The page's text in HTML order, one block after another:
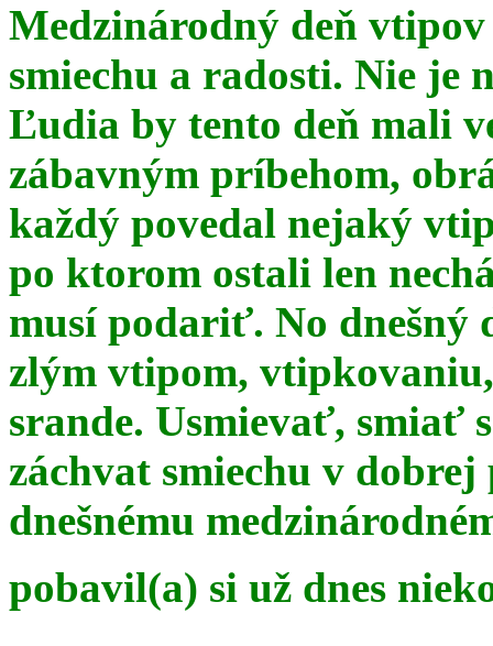
Medzinárodný deň
smiechu a radosti. Nie je
Ľudia by tento deň mali
zábavným príbehom,
každý povedal nejaký
po ktorom ostali len
musí podariť. No dnešný
zlým vtipom,
srande. Usmievať, smiať
záchvat smiechu v
dnešnému
pobavil(a) si už dnes